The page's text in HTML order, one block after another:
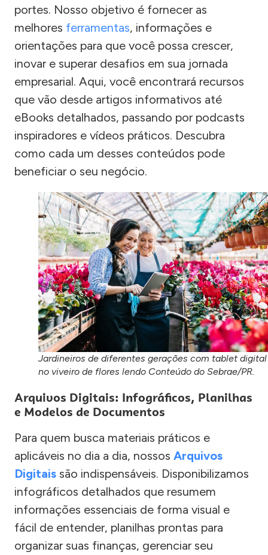
portes. Nosso objetivo é fornecer as
melhores ferramentas, informações e
orientações para que você possa crescer,
inovar e superar desafios em sua jornada
empresarial. Aqui, você encontrará recursos
que vão desde artigos informativos até
eBooks detalhados, passando por podcasts
inspiradores e vídeos práticos. Descubra
como cada um desses conteúdos pode
beneficiar o seu negócio.
Jardineiros de diferentes gerações com tablet digital
no viveiro de flores lendo Conteúdo do Sebrae/PR.
Arquivos Digitais: Infográficos, Planilhas
e Modelos de Documentos
Para quem busca materiais práticos e
aplicáveis no dia a dia, nossos Arquivos
Digitais são indispensáveis. Disponibilizamos
infográficos detalhados que resumem
informações essenciais de forma visual e
fácil de entender, planilhas prontas para
organizar suas finanças, gerenciar seu